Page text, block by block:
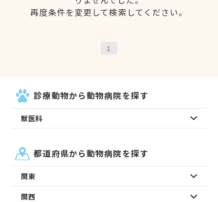
再度条件を変更して検索してください。
1
診療動物から動物病院を探す
獣医科
都道府県から動物病院を探す
関東
関西